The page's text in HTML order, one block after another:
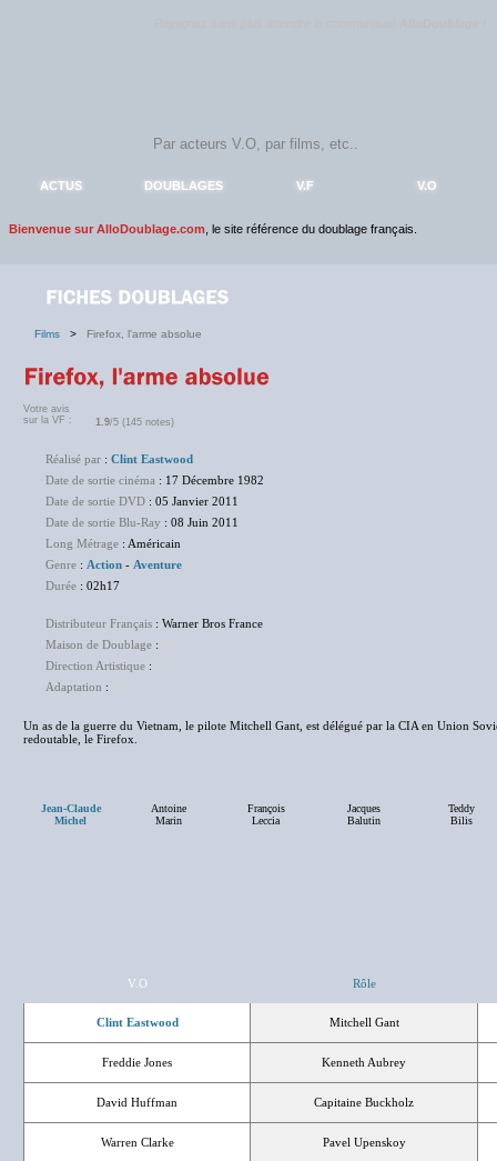
ACTUS DOUBLAGES V.F V.O
Bienvenue sur AlloDoublage.com , le site référence du doublage français.
Films > Firefox, l'arme absolue
Votre avis
sur la VF :
1.9/5 (145 notes)
Réalisé par : Clint Eastwood
Date de sortie cinéma : 17 Décembre 1982
Date de sortie DVD : 05 Janvier 2011
Date de sortie Blu-Ray : 08 Juin 2011
Long Métrage : Américain
Genre : Action - Aventure
Durée : 02h17
Distributeur Français : Warner Bros France
Maison de Doublage :
Direction Artistique :
Adaptation :
Un as de la guerre du Vietnam, le pilote Mitchell Gant, est délégué par la CIA en Union
redoutable, le Firefox.
Jean-Claude
Michel
Antoine
Marin
François
Leccia
Jacques
Balutin
Teddy
Bilis
V.O Rôle
Clint Eastwood Mitchell Gant
Freddie Jones Kenneth Aubrey
David Huffman Capitaine Buckholz
Warren Clarke Pavel Upenskoy